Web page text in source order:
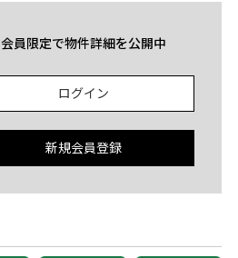
会員限定で物件詳細を公開中
ログイン
新規会員登録